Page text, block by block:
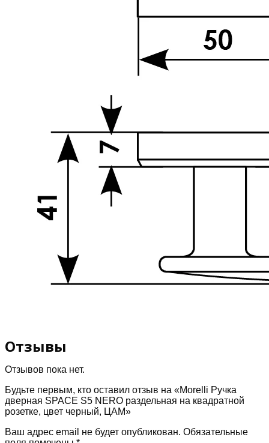
Отзывы
Отзывов пока нет.
Будьте первым, кто оставил отзыв на «Morelli Ручка
дверная SPACE S5 NERO раздельная на квадратной
розетке, цвет черный, ЦАМ»
Ваш адрес email не будет опубликован. Обязательные